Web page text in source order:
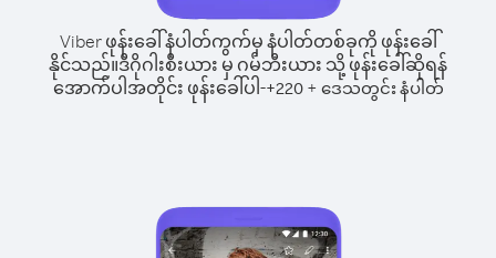
Viber ဖုန်းခေါ်နံပါတ်ကွက်မှ နံပါတ်တစ်ခုကို ဖုန်းခေါ်
နိုင်သည်။ဒီဂိုဂါးစီးယား မှ ဂမ်ဘီးယား သို့ ဖုန်းခေါ်ဆိုရန်
အောက်ပါအတိုင်း ဖုန်းခေါ်ပါ-+220+ ဒေသတွင်း နံပါတ်